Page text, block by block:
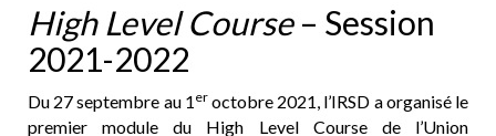
High Level Course– Session
2021-2022
Du 27 septembre au 1 eroctobre 2021, l’IRSD a organisé le
premier module du High Level Course de l’Union